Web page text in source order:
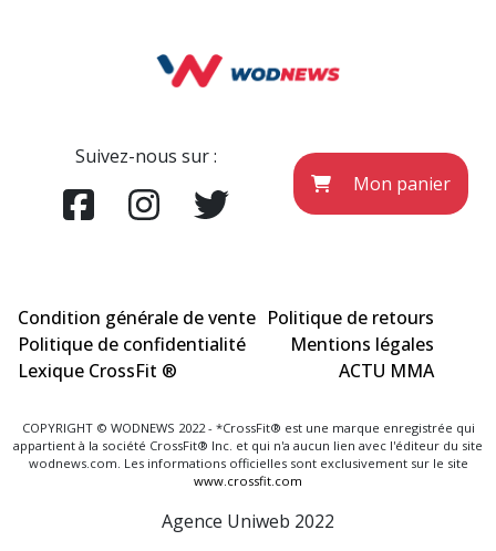
Suivez-nous sur :
Mon panier
Condition générale de vente Politique de retours
Politique de confidentialité
Mentions légales
Lexique CrossFit ®
ACTU MMA
COPYRIGHT © WODNEWS 2022 - *CrossFit® est une marque enregistrée qui
appartient à la société CrossFit® Inc. et qui n'a aucun lien avec l'éditeur du site
wodnews.com. Les informations officielles sont exclusivement sur le site
www.crossfit.com
Agence Uniweb 2022